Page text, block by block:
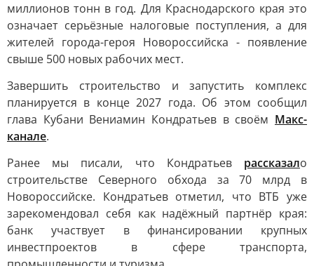
миллионов тонн в год. Для Краснодарского края это
означает серьёзные налоговые поступления, а для
жителей города-героя Новороссийска - появление
свыше 500 новых рабочих мест.
Завершить строительство и запустить комплекс
планируется в конце 2027 года. Об этом сообщил
глава Кубани Вениамин Кондратьев в своём Макс-
канале.
Ранее мы писали, что Кондратьев рассказало
строительстве Северного обхода за 70 млрд в
Новороссийске. Кондратьев отметил, что ВТБ уже
зарекомендовал себя как надёжный партнёр края:
банк участвует в финансировании крупных
инвестпроектов в сфере транспорта,